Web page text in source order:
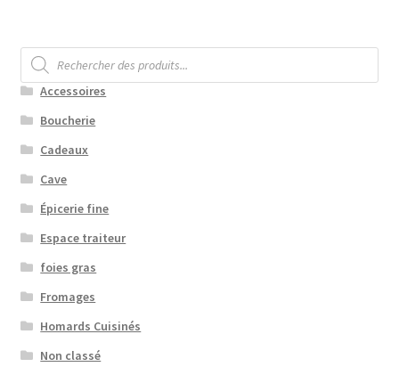
Recherche
de
produits
Accessoires
Boucherie
Cadeaux
Cave
Épicerie fine
Espace traiteur
foies gras
Fromages
Homards Cuisinés
Non classé